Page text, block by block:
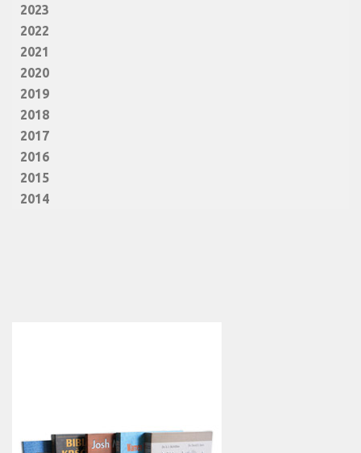
2023
2022
2021
2020
2019
2018
2017
2016
2015
2014